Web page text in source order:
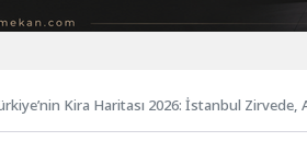
Kira Haritası 2026: İstanbul Zirvede,